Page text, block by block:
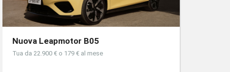
Nuova Leapmotor B05
Tua da 22.900 € o 179 € al mese